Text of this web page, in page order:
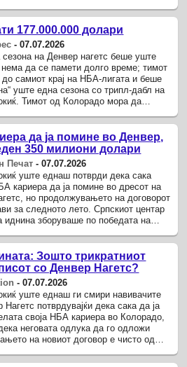
177.000.000 долари
-07.07.2026
сезона на Денвер нагетс беше уште
да се памети долго време; тимот
до самиот крај на НБА-лигата и беше
уште една сезона со трипл-дабл на
Тимот од Колорадо мора да
да ја помине во Денвер,
350 милиони долари
Печат -07.07.2026
уште еднаш потврди дека сака
кариера да ја помине во дресот на
но продолжувањето на договорот
за следното лето. Српскиот центар
иднина зборуваше по победата на
Зошто трикратниот
со Денвер Нагетс?
-07.07.2026
уште еднаш ги смири навивачите
Нагетс потврдувајќи дека сака да ја
своја НБА кариера во Колорадо,
неговата одлука да го одложи
на новиот договор е чисто од